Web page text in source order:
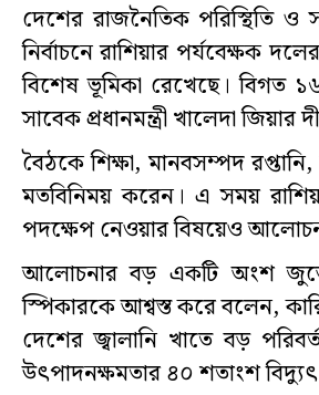
দেশের রাজনৈতিক পরিস্থিতি ও
নির্বাচনে রাশিয়ার পর্যবেক্ষক
বিশেষ ভূমিকা রেখেছে। বিগত
সাবেক প্রধানমন্ত্রী খালেদা
বৈঠকে শিক্ষা, মানবসম্পদ
মতবিনিময় করেন। এ সময়
পদক্ষেপ নেওয়ার বিষয়েও
আলোচনার বড় একটি অংশ জুড়ে
স্পিকারকে আশ্বস্ত করে বলেন,
দেশের জ্বালানি খাতে বড়
উৎপাদনক্ষমতার ৪০ শতাংশ